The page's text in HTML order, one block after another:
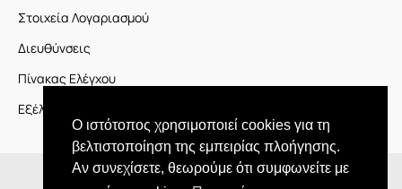
Ο ιστότοπος χρησιμοποιεί cookies για τη
βελτιστοποίηση της εμπειρίας πλοήγησης.
Αν συνεχίσετε, θεωρούμε ότι συμφωνείτε με
Στοιχεία Λογαριασμού
Διευθύνσεις
Πίνακας Ελέγχου
Εξέλιξη Παραγγελίας